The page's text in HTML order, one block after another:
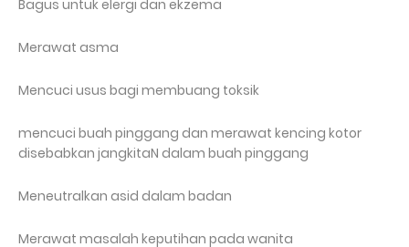
Bagus untuk elergi dan ekzema
Merawat asma
Mencuci usus bagi membuang toksik
mencuci buah pinggang dan merawat kencing kotor
disebabkan jangkitaN dalam buah pinggang
Meneutralkan asid dalam badan
Merawat masalah keputihan pada wanita